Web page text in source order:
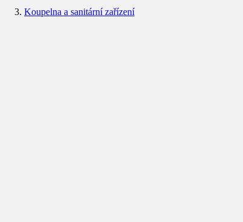
Koupelna a sanitární zařízení